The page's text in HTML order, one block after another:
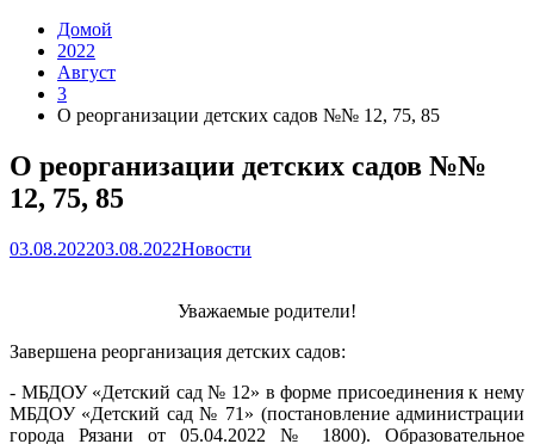
Домой
2022
Август
3
О реорганизации детских садов №№ 12, 75, 85
О реорганизации детских садов №№
12, 75, 85
03.08.202203.08.2022Новости
Уважаемые родители!
Завершена реорганизация детских садов:
- МБДОУ «Детский сад № 12» в форме присоединения к нему
МБДОУ «Детский сад № 71» (постановление администрации
города Рязани от 05.04.2022 № 1800). Образовательное